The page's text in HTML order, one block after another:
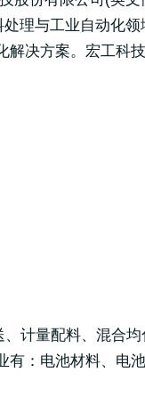
理与工业自动化
解决方案。宏工科
计量配料、混合
：电池材料、电